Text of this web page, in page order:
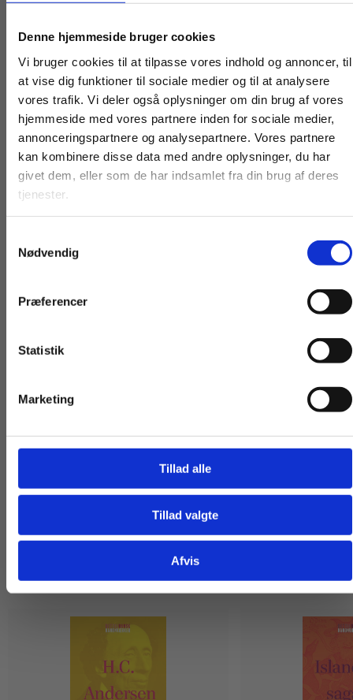
Denne hjemmeside bruger cookies
Vi bruger cookies til at tilpasse vores indhold og annoncer, til
at vise dig funktioner til sociale medier og til at analysere
vores trafik. Vi deler også oplysninger om din brug af vores
hjemmeside med vores partnere inden for sociale medier,
annonceringspartnere og analysepartnere. Vores partnere
kan kombinere disse data med andre oplysninger, du har
givet dem, eller som de har indsamlet fra din brug af deres
tjenester.
Nødvendig
Præferencer
Statistik
Marketing
Tillad alle
Tillad valgte
Afvis
Ludvig Holberg: Erasmus Montanus
Søren
Søren Kierkegaard
Andre har også købt
Køb læremidler og find masterclasses mm.
Fortsæt som:
For privatkunder og
studerende. Du får
vist priser inkl.
For institutioner og
virksomheder. Du
får vist priser ekskl.
Gå til praxisOnline